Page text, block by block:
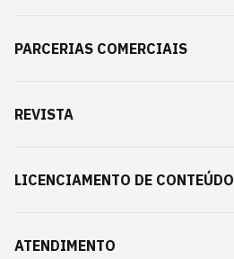
PARCERIAS COMERCIAIS
REVISTA
LICENCIAMENTO DE CONTEÚDO
ATENDIMENTO